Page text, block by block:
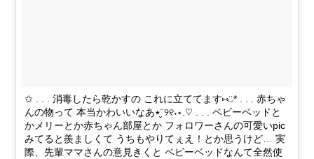
✩ . . . 消毒したら乾かすの これに立ててます⑅◡̈* . . . 赤ちゃ
んの物って 本当かわいいなあ٭¨̮୨୧˖⋆.♡ . . . ベビーベッドと
かメリーとか赤ちゃん部屋とか フォロワーさんの可愛いpic
みてると羨ましくて うちもやりてぇえ！とか思うけど… 実
際、先輩ママさんの意見きくと ベビーベッドなんて全然使